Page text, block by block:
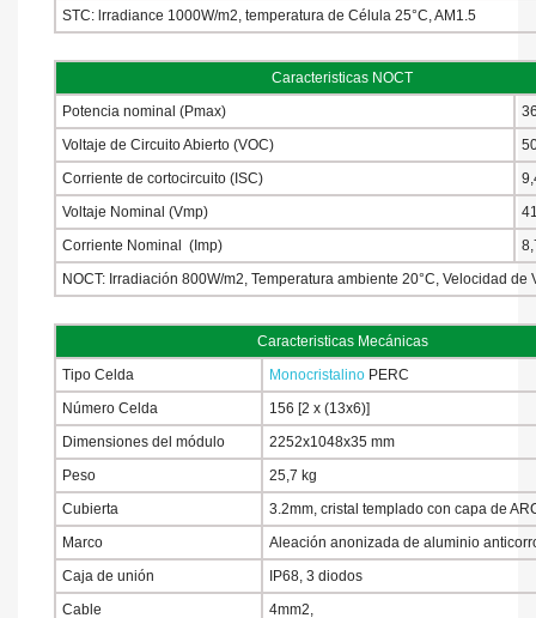
STC: lrradiance 1000W/m2, temperatura de Célula 25°C, AM1.5
Caracteristicas NOCT
Potencia nominal (Pmax)
Voltaje de Circuito Abierto (VOC)
Corriente de cortocircuito (ISC)
Voltaje Nominal (Vmp)
Corriente Nominal (Imp)
NOCT: Irradiación 800W/m2, Temperatura ambiente 20°C, Velocidad de
Caracteristicas Mecánicas
Tipo Celda
Monocristalino PERC
Número Celda
156 [2 x (13x6)]
Dimensiones del módulo
2252x1048x35 mm
Peso
25,7 kg
Cubierta
3.2mm, cristal templado con capa de
Marco
Aleación anonizada de aluminio
Caja de unión
IP68, 3 diodos
Cable
4mm2,